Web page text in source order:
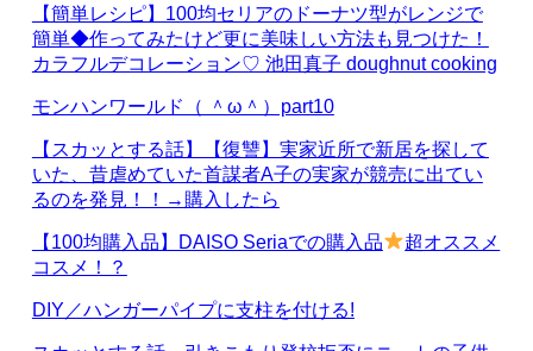
【簡単レシピ】100均セリアのドーナツ型がレンジで
簡単◆作ってみたけど更に美味しい方法も見つけた！
カラフルデコレーション♡ 池田真子 doughnut cooking
モンハンワールド（ ＾ω＾）part10
【スカッとする話】【復讐】実家近所で新居を探して
いた、昔虐めていた首謀者A子の実家が競売に出てい
るのを発見！！→購入したら
【100均購入品】DAISO Seriaでの購入品
超オススメ
コスメ！？
DIY／ハンガーパイプに支柱を付ける!